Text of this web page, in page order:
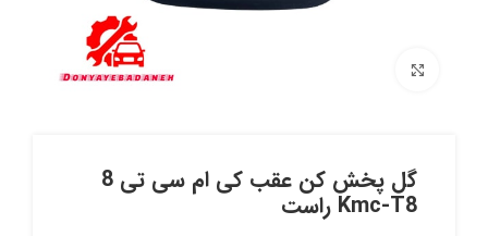
گل پخش کن عقب کی ام سی تی 8
Kmc-T8 راست